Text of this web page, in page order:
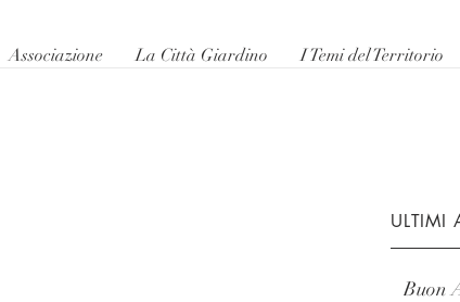
Associazione La Città Giardino I Temi del Territorio
ULTIMI
Buon